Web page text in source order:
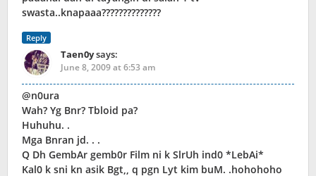
swasta..knapaaa??????????????
Reply
Taen0ysays:
June 8, 2009 at 6:53 am
@n0ura
Wah? Yg Bnr? Tbloid pa?
Huhuhu. .
Mga Bnran jd. . .
Q Dh GembAr gemb0r Film ni k SlrUh ind0 *LebAi*
Kal0 k sni kn asik Bgt,, q pgn Lyt kim buM. .hohohoho